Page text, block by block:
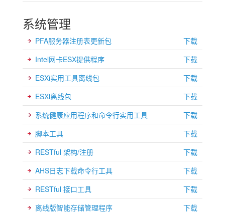
系统管理
PFA服务器注册表更新包
下载
Intel网卡ESX提供程序
下载
ESXi实用工具离线包
下载
ESXi离线包
下载
系统健康应用程序和命令行实用工具
下载
脚本工具
下载
RESTful 架构/注册
下载
AHS日志下载命令行工具
下载
RESTful 接口工具
下载
离线版智能存储管理程序
下载